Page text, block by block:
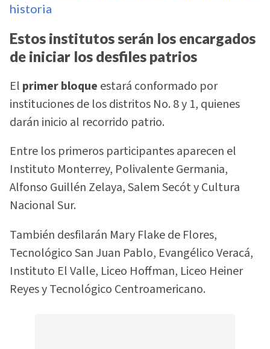
historia
Estos institutos serán los encargados
de iniciar los desfiles patrios
El primer bloque estará conformado por
instituciones de los distritos No. 8 y 1, quienes
darán inicio al recorrido patrio.
Entre los primeros participantes aparecen el
Instituto Monterrey, Polivalente Germania,
Alfonso Guillén Zelaya, Salem Secót y Cultura
Nacional Sur.
También desfilarán Mary Flake de Flores,
Tecnológico San Juan Pablo, Evangélico Veracá,
Instituto El Valle, Liceo Hoffman, Liceo Heiner
Reyes y Tecnológico Centroamericano.